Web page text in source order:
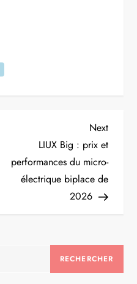
Next
Post
Next
LIUX Big : prix et
performances du micro-
électrique biplace de
2026